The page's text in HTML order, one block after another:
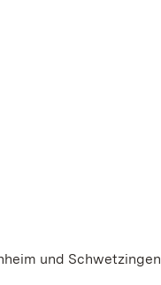
und Schwetzingen